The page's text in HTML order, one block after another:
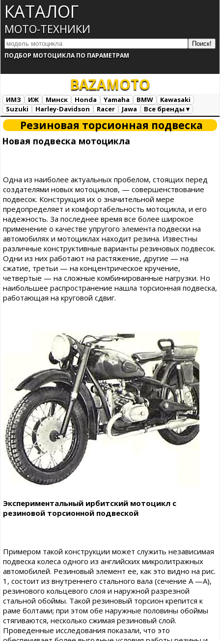
КАТАЛОГ
МОТО-ТЕХНИКИ
ПОДБОР МОТОЦИКЛА ПО ПАРАМЕТРАМ
BAZAMOTO
ИМЗ ИЖ Минск Honda Yamaha BMW
Kawasaki
Suzuki
Harley-Davidson Racer Jawa
Все бренды ▾
Все марки
Загрузка...
Резиновая торсионная подвеска
Новая подвеска мотоцикла
Одна из наиболее актуальных пробелом, стоящих перед
создателями новых мотоциклов, — совершенствование
подвесок. Конструкция их о значительной мере
предопределяет и комфортабельность мотоцикла, и его
надежность. За последнее время все более широкое
применение о качестве упругого элемента подвески на
автомобилях и мотоциклах находит резина. Известны
различные конструктивные варианты резиновых подвесок.
Одни из них работают на растяжение, другие — на
сжатие, третьи — на концентрическое кручение,
четвертые — на сложные комбинированные нагрузки. Но
наибольшее распространение нашла торсионная подвеска,
работающая на круговой сдвиг.
Экспериментальный ирбитский мотоцикл с
резиновой торсионной подвеской
Примером такой конструкции может служить независимая
подвеска колеса одного из английских микролитражных
автомобилей. Резиновый элемент ее, как это видно на рис.
1, состоит из внутреннего стального вала (сечение А —А),
резинового кольцевого слоя и наружной разрезной
стальной обоймы. Такой резиновый торсион крепится к
раме болтами; при этом обе наружные половины обоймы
стягиваются, несколько сжимая резиновый слой.
Проведенные исследования показали, что это